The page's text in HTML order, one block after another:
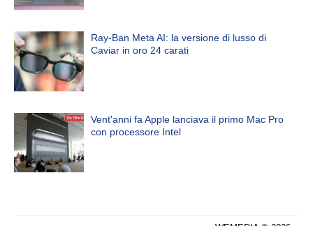
Ray-Ban Meta AI: la versione di lusso di
Caviar in oro 24 carati
Vent'anni fa Apple lanciava il primo Mac Pro
con processore Intel